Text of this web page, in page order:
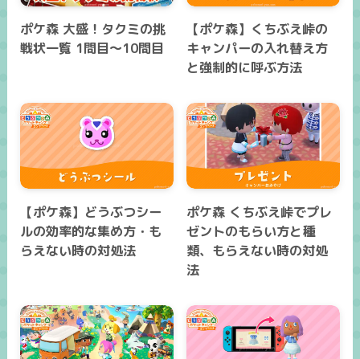
ポケ森 大盛！タクミの挑
戦状一覧 1問目～10問目
【ポケ森】くちぶえ峠の
キャンパーの入れ替え方
と強制的に呼ぶ方法
【ポケ森】どうぶつシー
ルの効率的な集め方・も
らえない時の対処法
ポケ森 くちぶえ峠でプレ
ゼントのもらい方と種
類、もらえない時の対処
法